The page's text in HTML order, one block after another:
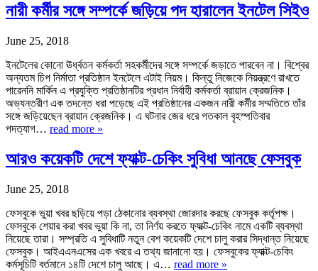
নারী কর্মীর সঙ্গে সম্পর্কে জড়িয়ে পদ হারালেন ইনটেল সিইও
June 25, 2018
ইনটেলের কোনো ঊর্ধ্বতন কর্মকর্তা সহকর্মীদের সঙ্গে সম্পর্কে জড়াতে পারবেন না। বিশ্বের
অন্যতম চিপ নির্মাতা প্রতিষ্ঠান ইনটেলে এটাই নিয়ম। কিন্তু নিজেকে নিয়ন্ত্রণে রাখতে
পারেননি মার্কিন এ প্রযুক্তি প্রতিষ্ঠানটির প্রধান নির্বাহী কর্মকর্তা ব্রায়ান ক্রেজনিক।
অভ্যন্তরীণ এক তদন্তে ধরা পড়েছে এই প্রতিষ্ঠানের একজন নারী কর্মীর সম্মতিতে তাঁর
সঙ্গে জড়িয়েছেন ব্রায়ান ক্রেজনিক। এ ঘটনার জের ধরে গতকাল বৃহস্পতিবার
পদত্যাগ… read more »
আরও কয়েকটি দেশে ফ্যাক্ট-চেকিং সুবিধা আনছে ফেসবুক
June 25, 2018
ফেসবুকে ভুয়া খবর ছড়িয়ে পড়া ঠেকানোর ব্যবস্থা জোরদার করছে ফেসবুক কর্তৃপক্ষ।
ফেসবুকে শেয়ার করা খবর ভুয়া কি না, তা নির্ণয় করতে ফ্যাক্ট-চেকিং নামে একটি ব্যবস্থা
নিয়েছে তারা। সম্প্রতি এ সুবিধাটি নতুন বেশ কয়েকটি দেশে চালু করার সিদ্ধান্ত নিয়েছে
ফেসবুক। আইএএনএসের এক খবরে এ তথ্য জানানো হয়। ফেসবুকের ফ্যাক্ট-চেকিং
কর্মসূচিটি বর্তমানে ১৪টি দেশে চালু আছে। এ… read more »